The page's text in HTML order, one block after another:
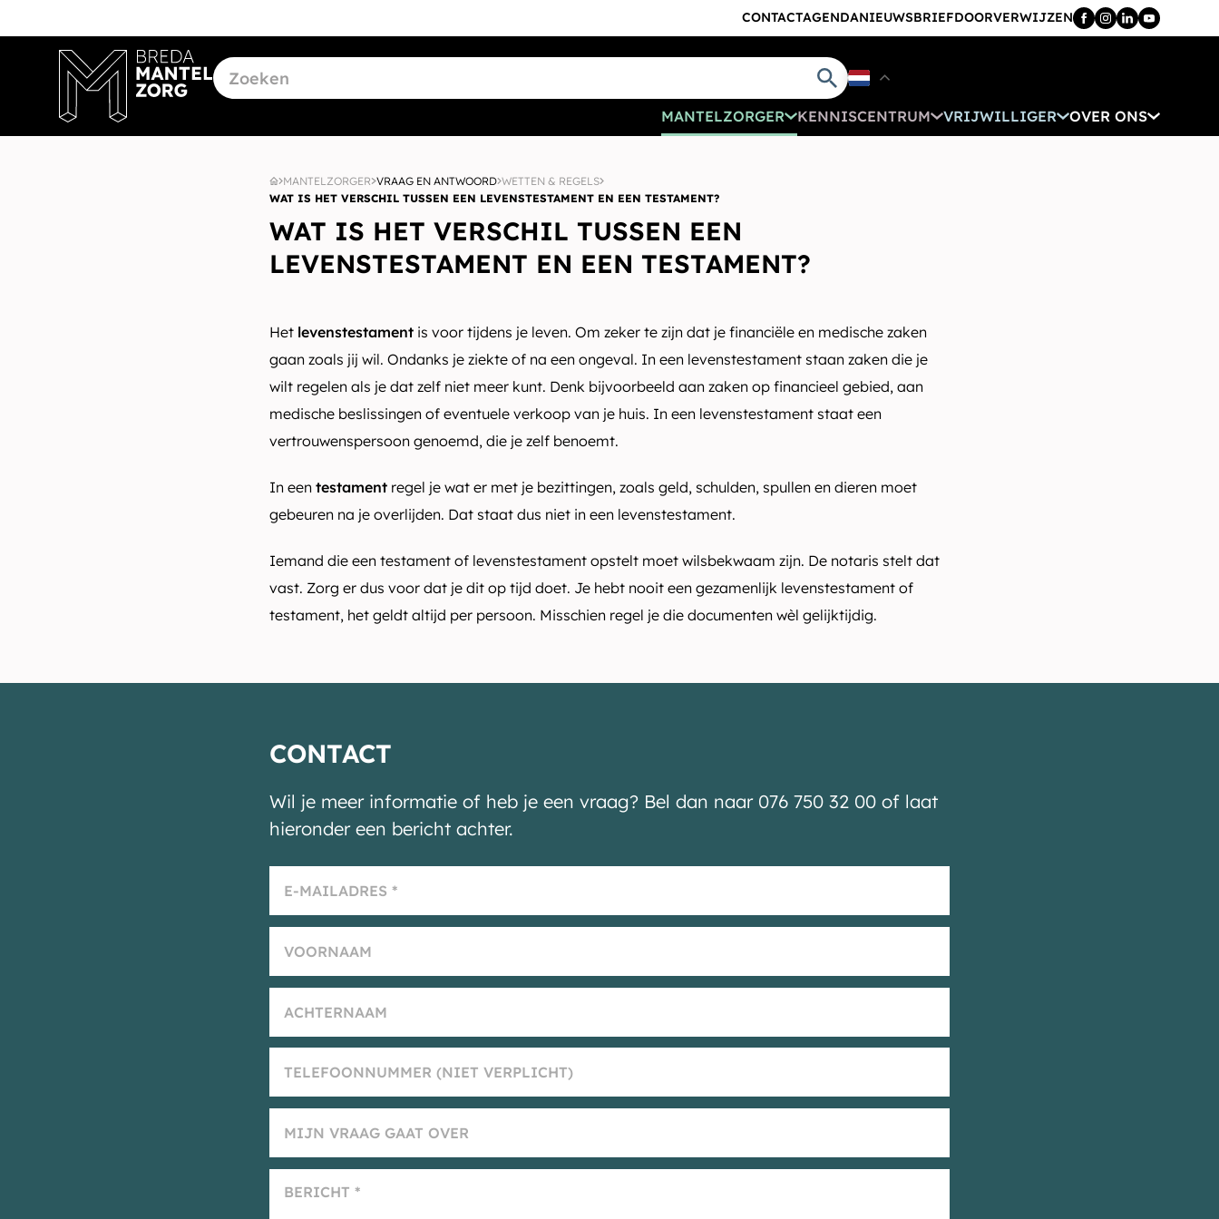
CONTACTAGENDANIEUWSBRIEFDOORVERWIJZEN
MANTELZORGER KENNISCENTRUM VRIJWILLIGER OVER ONS
MANTELZORGER VRAAG EN ANTWOORD WETTEN & REGELS
WAT IS HET VERSCHIL TUSSEN EEN LEVENSTESTAMENT EN EEN TESTAMENT?
WAT IS HET VERSCHIL TUSSEN EEN
LEVENSTESTAMENT EN EEN TESTAMENT?
Het levenstestamentis voor tijdens je leven. Om zeker te zijn dat je financiële en medische zaken
gaan zoals jij wil. Ondanks je ziekte of na een ongeval. In een levenstestament staan zaken die je
wilt regelen als je dat zelf niet meer kunt. Denk bijvoorbeeld aan zaken op financieel gebied, aan
medische beslissingen of eventuele verkoop van je huis. In een levenstestament staat een
vertrouwenspersoon genoemd, die je zelf benoemt.
In een testamentregel je wat er met je bezittingen, zoals geld, schulden, spullen en dieren moet
gebeuren na je overlijden. Dat staat dus niet in een levenstestament.
Iemand die een testament of levenstestament opstelt moet wilsbekwaam zijn. De notaris stelt dat
vast. Zorg er dus voor dat je dit op tijd doet. Je hebt nooit een gezamenlijk levenstestament of
testament, het geldt altijd per persoon. Misschien regel je die documenten wèl gelijktijdig.
CONTACT
Wil je meer informatie of heb je een vraag? Bel dan naar 076 750 32 00 of laat
hieronder een bericht achter.